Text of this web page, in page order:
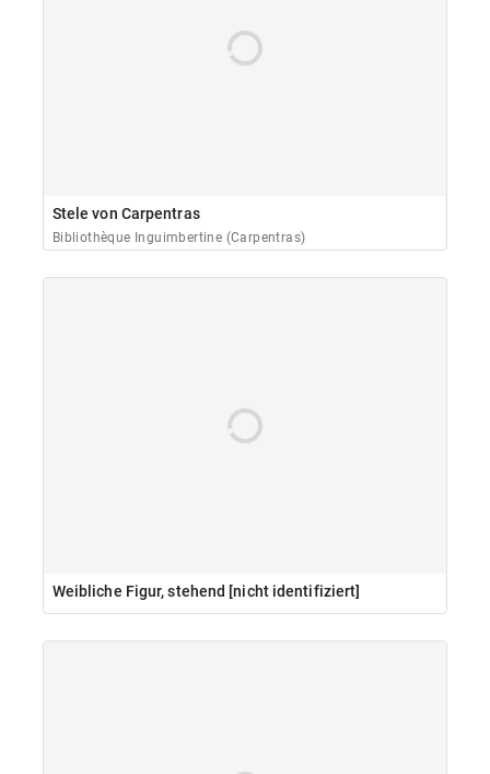
Stele von Carpentras
Bibliothèque Inguimbertine (Carpentras)
Weibliche Figur, stehend [nicht identifiziert]